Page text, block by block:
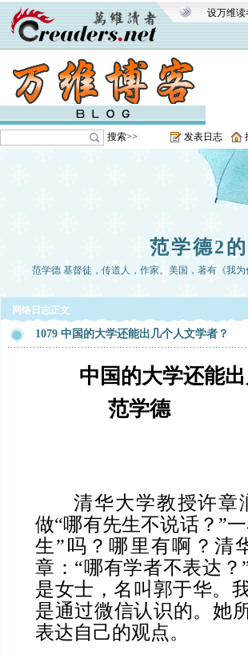
设万维读
搜索>> 发表日志
范学德2
范学德 基督徒，传道人，作家。美国，著有《我
网络日志正文
1079 中国的大学还能出几个人文学者？
中国的大学还能
范学德
清华大学教授许章
做“哪有先生不说话？”
生”吗？哪里有啊？清
章：“哪有学者不表达
是女士，名叫郭于华。
是通过微信认识的。她
表达自己的观点。